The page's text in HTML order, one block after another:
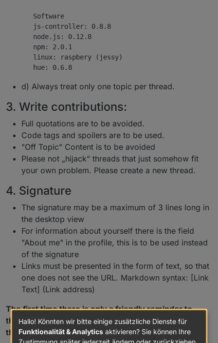
       Software
       js-controller: 0.8.8
       node.js: 0.12.8
       npm: 2.0.1
       linux: raspbery (jessy)
d) Always treat only one topic per thread.
3. Write contributions:
Full quotations are to be avoided.
Code tags and spoilers are to be used.
"Off Topic" Content is to be avoided
Please not „hijack“ threads that just somehow fit
your own problem. Please create a new thread.
4. Signature
The signature may be a maximum of 3 lines long in
the desktop view
For information about yourself there is the field
"About me" in the profile, this is to be used instead
of the signature
Links must be presented in the form of text, so that
one does not see the URL. Markdown syntax: [Link
Text] (Link address)
The first time there is only a friendly reminder to
these rules (forum rules), if the user does not adjust
the signature is changed by a mod.
Hallo! Könnten wir bitte einige zusätzliche Dienste für
Funktionalität & Analytics aktivieren? Sie können Ihre